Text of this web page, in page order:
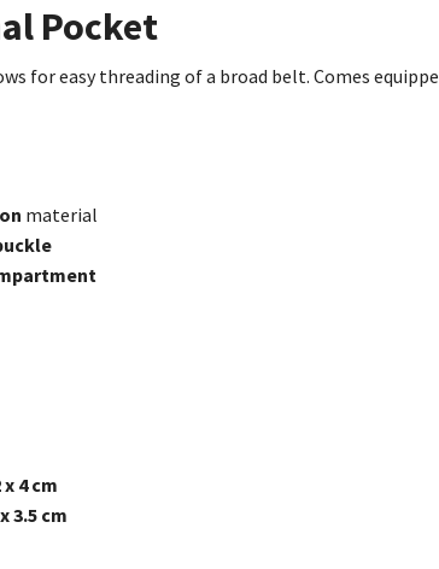
Pocket
for easy threading of a broad belt. Comes
material
x 4 cm
3.5 cm